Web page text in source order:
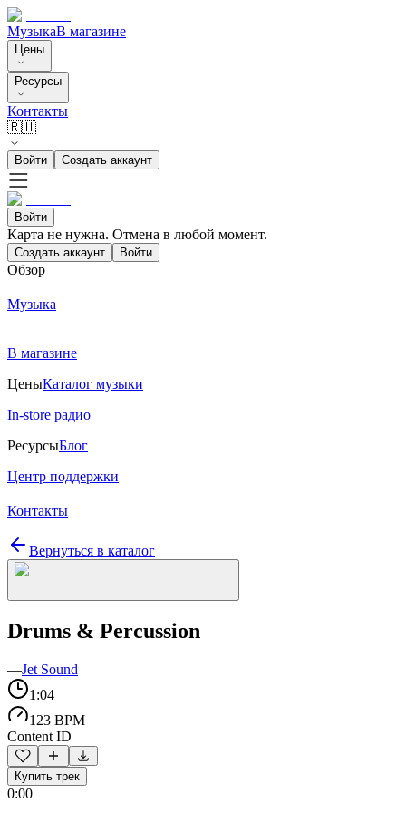
МузыкаВ магазине
Цены
Ресурсы
Контакты
🇷🇺
Войти Создать аккаунт
Войти
Карта не нужна. Отмена в любой момент.
Создать аккаунт Войти
Обзор
Музыка
В магазине
ЦеныКаталог музыки
In-store радио
РесурсыБлог
Центр поддержки
Контакты
Вернуться в каталог
Drums & Percussion
—Jet Sound
1:04
123 BPM
Content ID
Купить трек
0:00